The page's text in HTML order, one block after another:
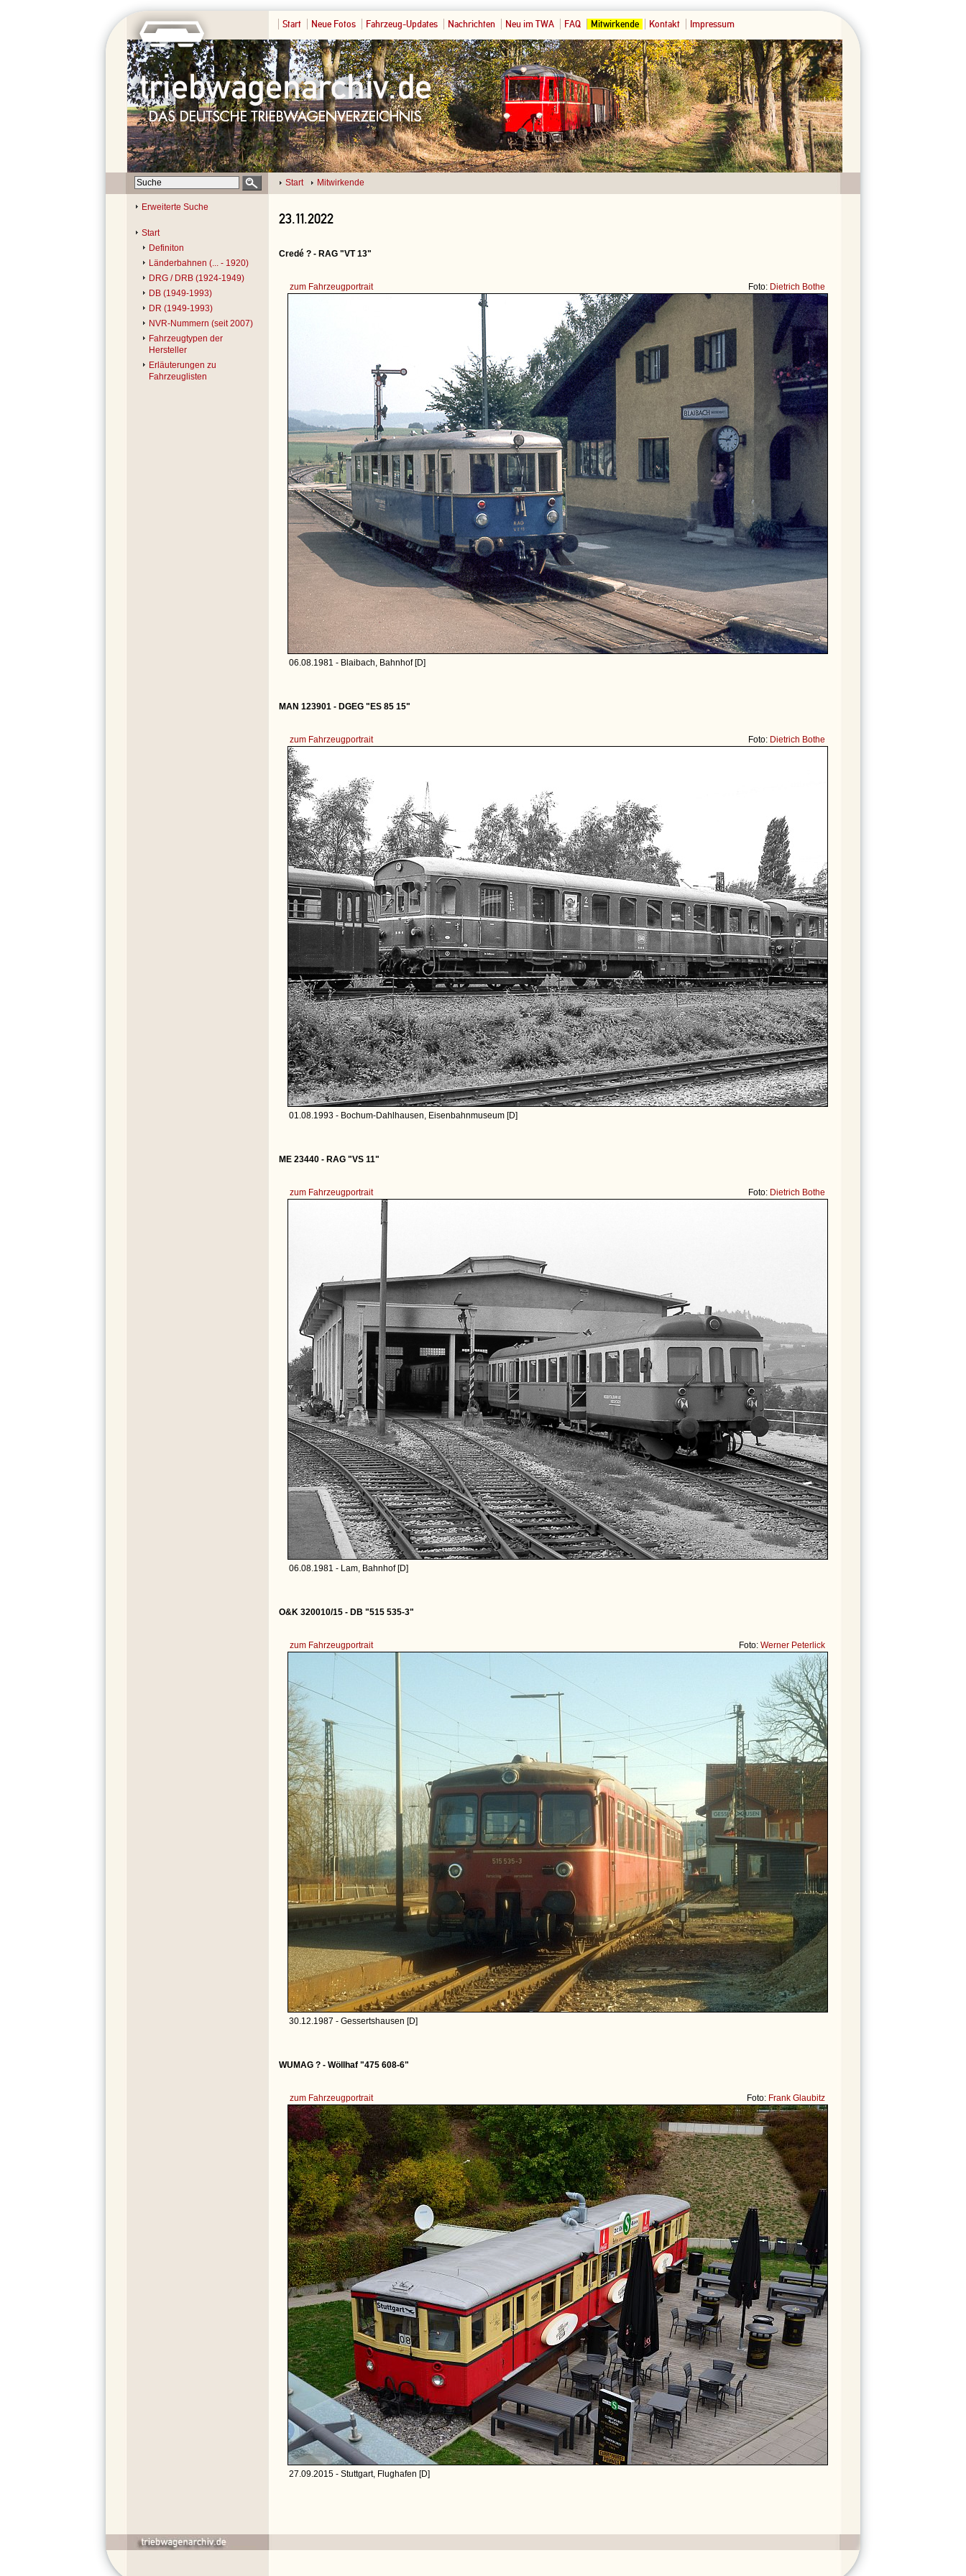
Start Neue Fotos Fahrzeug-Updates Nachrichten Neu im TWA FAQ Mitwirkende Kontakt Impressum
Start Mitwirkende
Erweiterte Suche
Start
Definiton
Länderbahnen (... - 1920)
DRG / DRB (1924-1949)
DB (1949-1993)
DR (1949-1993)
NVR-Nummern (seit 2007)
Fahrzeugtypen der
Hersteller
Erläuterungen zu
Fahrzeuglisten
23.11.2022
Credé ? - RAG "VT 13"
zum Fahrzeugportrait Foto: Dietrich Bothe
06.08.1981 - Blaibach, Bahnhof [D]
MAN 123901 - DGEG "ES 85 15"
zum Fahrzeugportrait Foto: Dietrich Bothe
01.08.1993 - Bochum-Dahlhausen, Eisenbahnmuseum [D]
ME 23440 - RAG "VS 11"
zum Fahrzeugportrait Foto: Dietrich Bothe
06.08.1981 - Lam, Bahnhof [D]
O&K 320010/15 - DB "515 535-3"
zum Fahrzeugportrait Foto: Werner Peterlick
30.12.1987 - Gessertshausen [D]
WUMAG ? - Wöllhaf "475 608-6"
zum Fahrzeugportrait Foto: Frank Glaubitz
27.09.2015 - Stuttgart, Flughafen [D]